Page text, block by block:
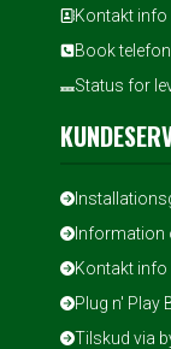
Kontakt info
Book
Status for
Information
Kontakt info
Plug n' Play
Tilskud via